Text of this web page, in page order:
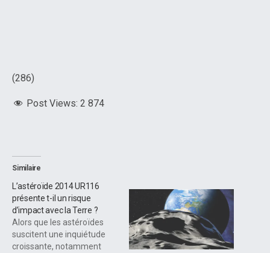
(286)
Post Views: 2 874
Similaire
L’astéroïde 2014 UR116
présente t-il un risque
d’impact avec la Terre ?
Alors que les astéroïdes
suscitent une inquiétude
croissante, notamment